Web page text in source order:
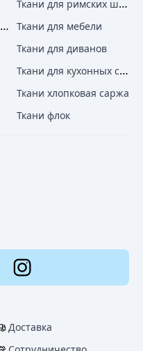
Ткани для римских штор
Хлопковые ткани для штор
Ткани для мебели
Ткани для диванов
Ткани для кухонных стульев
Ткани хлопковая саржа
Ткани флок
Доставка